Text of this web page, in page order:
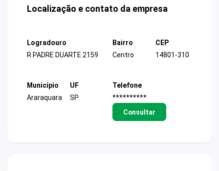
Localização e contato da empresa
Logradouro
R PADRE DUARTE 2159
Bairro
Centro
CEP
14801-310
Município
Araraquara
UF
SP
Telefone
**********
Consultar